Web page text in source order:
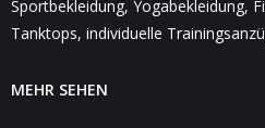
Sportbekleidung, Yogabekleidung,
Tanktops, individuelle
MEHR SEHEN